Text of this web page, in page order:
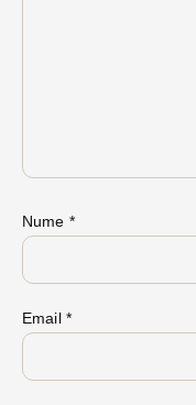
Nume *
Email *